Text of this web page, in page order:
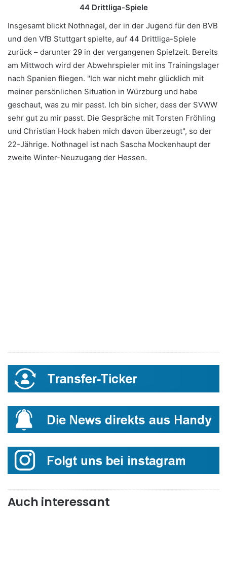
44 Drittliga-Spiele
Insgesamt blickt Nothnagel, der in der Jugend für den BVB
und den VfB Stuttgart spielte, auf 44 Drittliga-Spiele
zurück – darunter 29 in der vergangenen Spielzeit. Bereits
am Mittwoch wird der Abwehrspieler mit ins Trainingslager
nach Spanien fliegen. "Ich war nicht mehr glücklich mit
meiner persönlichen Situation in Würzburg und habe
geschaut, was zu mir passt. Ich bin sicher, dass der SVWW
sehr gut zu mir passt. Die Gespräche mit Torsten Fröhling
und Christian Hock haben mich davon überzeugt", so der
22-Jährige. Nothnagel ist nach Sascha Mockenhaupt der
zweite Winter-Neuzugang der Hessen.
Auch interessant